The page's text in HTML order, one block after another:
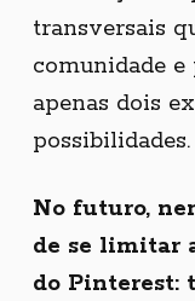
transversais
comunidade
apenas dois
possibilidades.
No futuro,
de se limitar
do Pinterest: